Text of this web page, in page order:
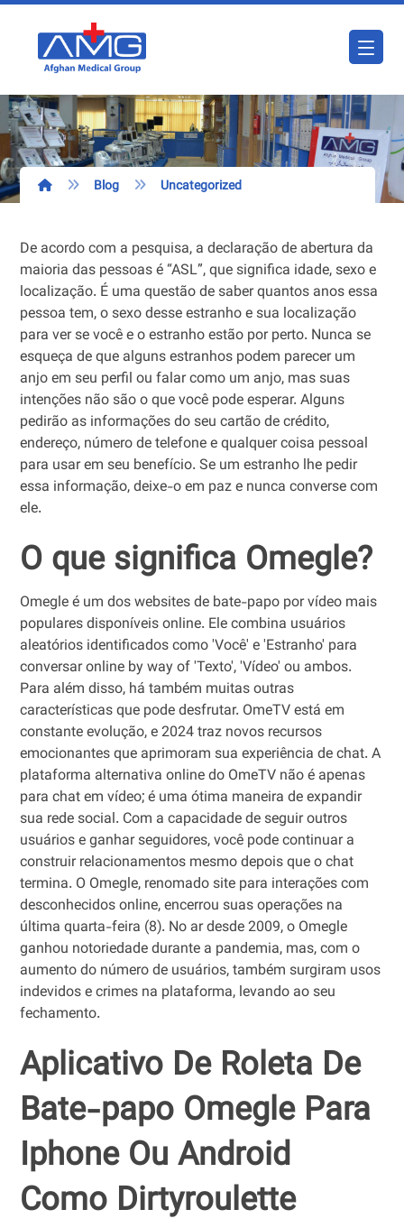
Blog Uncategorized
De acordo com a pesquisa, a declaração de abertura da
maioria das pessoas é “ASL”, que significa idade, sexo e
localização. É uma questão de saber quantos anos essa
pessoa tem, o sexo desse estranho e sua localização
para ver se você e o estranho estão por perto. Nunca se
esqueça de que alguns estranhos podem parecer um
anjo em seu perfil ou falar como um anjo, mas suas
intenções não são o que você pode esperar. Alguns
pedirão as informações do seu cartão de crédito,
endereço, número de telefone e qualquer coisa pessoal
para usar em seu benefício. Se um estranho lhe pedir
essa informação, deixe-o em paz e nunca converse com
ele.
O que significa Omegle?
Omegle é um dos websites de bate-papo por vídeo mais
populares disponíveis online. Ele combina usuários
aleatórios identificados como 'Você' e 'Estranho' para
conversar online by way of 'Texto', 'Vídeo' ou ambos.
Para além disso, há também muitas outras
características que pode desfrutar. OmeTV está em
constante evolução, e 2024 traz novos recursos
emocionantes que aprimoram sua experiência de chat. A
plataforma alternativa online do OmeTV não é apenas
para chat em vídeo; é uma ótima maneira de expandir
sua rede social. Com a capacidade de seguir outros
usuários e ganhar seguidores, você pode continuar a
construir relacionamentos mesmo depois que o chat
termina. O Omegle, renomado site para interações com
desconhecidos online, encerrou suas operações na
última quarta-feira (8). No ar desde 2009, o Omegle
ganhou notoriedade durante a pandemia, mas, com o
aumento do número de usuários, também surgiram usos
indevidos e crimes na plataforma, levando ao seu
fechamento.
Aplicativo De Roleta De
Bate-papo Omegle Para
Iphone Ou Android
Como Dirtyroulette